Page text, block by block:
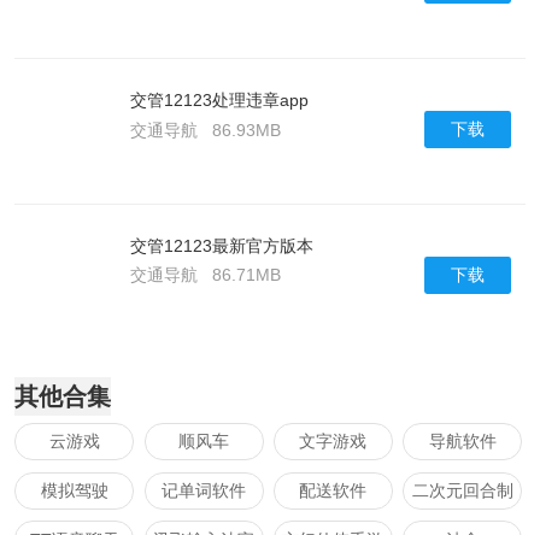
交管12123处理违章app
交通导航
86.93MB 下载
交管12123最新官方版本
交通导航
86.71MB 下载
其他合集
云游戏 顺风车 文字游戏 导航软件
模拟驾驶 记单词软件 配送软件
二次元回合制
手游